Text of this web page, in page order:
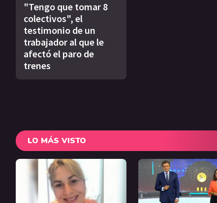
"Tengo que tomar 8
colectivos", el
testimonio de un
trabajador al que le
afectó el paro de
trenes
LO MÁS VISTO